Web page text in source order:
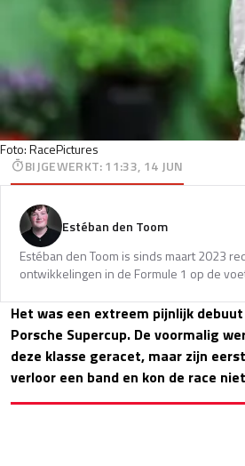
Foto: RacePictures
BIJGEWERKT:11:33, 14 JUN
Estéban den Toom
Estéban den Toom is sinds maart 2023
ontwikkelingen in de Formule 1 op de
Het was een extreem pijnlijk
Porsche Supercup. De voormalig
deze klasse geracet, maar zijn
verloor een band en kon de race